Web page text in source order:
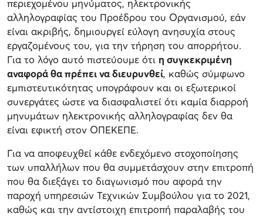
περιεχομένου μηνύματος, ηλεκτρονικής
αλληλογραφίας του Προέδρου του Οργανισμού, εάν
είναι ακριβής, δημιουργεί εύλογη ανησυχία στους
εργαζομένους του, για την τήρηση του απορρήτου.
Για το λόγο αυτό πιστεύουμε ότι η συγκεκριμένη
αναφορά θα πρέπει να διευρυνθεί, καθώς σύμφωνο
εμπιστευτικότητας υπογράφουν και οι εξωτερικοί
συνεργάτες ώστε να διασφαλιστεί ότι καμία διαρροή
μηνυμάτων ηλεκτρονικής αλληλογραφίας δεν θα
είναι εφικτή στον ΟΠΕΚΕΠΕ.
Για να αποφευχθεί κάθε ενδεχόμενο στοχοποίησης
των υπαλλήλων που θα συμμετάσχουν στην επιτροπή
που θα διεξάγει το διαγωνισμό που αφορά την
παροχή υπηρεσιών Τεχνικών Συμβούλου για το 2021,
καθώς και την αντίστοιχη επιτροπή παραλαβής του